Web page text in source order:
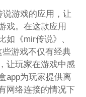
游戏的应用，让
戏。在这款应用
如《mir传说》、
些游戏不仅有经典
让玩家在游戏中感
app为玩家提供离
网络连接的情况下